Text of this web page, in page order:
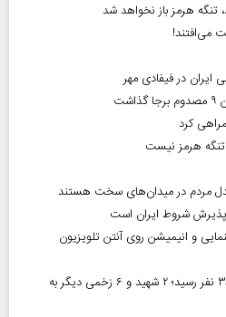
تنگه هرمز باز نخواهد شد
می‌افتند!
کرد
تنگه هرمز نیست
مردم در میدان‌های سخت هستند
پذیرش شروط ایران است
آمار شهدای غزه به ۷۳ هزار و ۳۸۴ نفر رسید؛ ۲ شهید و ۶ زخمی دیگر به